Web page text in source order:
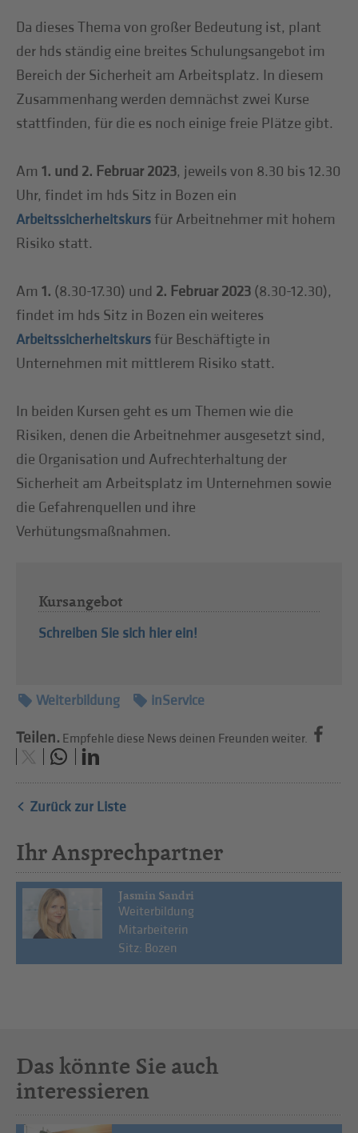
Da dieses Thema von großer Bedeutung ist, plant
der hds ständig eine breites Schulungsangebot im
Bereich der Sicherheit am Arbeitsplatz. In diesem
Zusammenhang werden demnächst zwei Kurse
stattfinden, für die es noch einige freie Plätze gibt.
Am1. und 2. Februar 2023, jeweils von 8.30 bis 12.30
Uhr, findet im hds Sitz in Bozen ein
Arbeitssicherheitskursfür Arbeitnehmer mit hohem
Risiko statt.
Am1. (8.30-17.30) und 2. Februar 2023 (8.30-12.30),
findet im hds Sitz in Bozen ein weiteres
Arbeitssicherheitskursfür Beschäftigte in
Unternehmen mit mittlerem Risiko statt.
In beiden Kursen geht es um Themen wie die
Risiken, denen die Arbeitnehmer ausgesetzt sind,
die Organisation und Aufrechterhaltung der
Sicherheit am Arbeitsplatz im Unternehmen sowie
die Gefahrenquellen und ihre
Verhütungsmaßnahmen.
Kursangebot
Schreiben Sie sich hier ein!
Weiterbildung inService
Teilen. Empfehle diese News deinen Freunden weiter.
Zurück zur Liste
Ihr Ansprechpartner
Jasmin Sandri
Weiterbildung
Mitarbeiterin
Sitz: Bozen
Das könnte Sie auch
interessieren